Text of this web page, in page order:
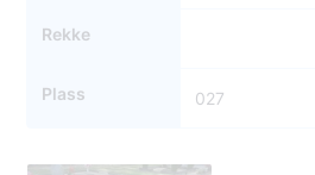
Rekke
Plass 027